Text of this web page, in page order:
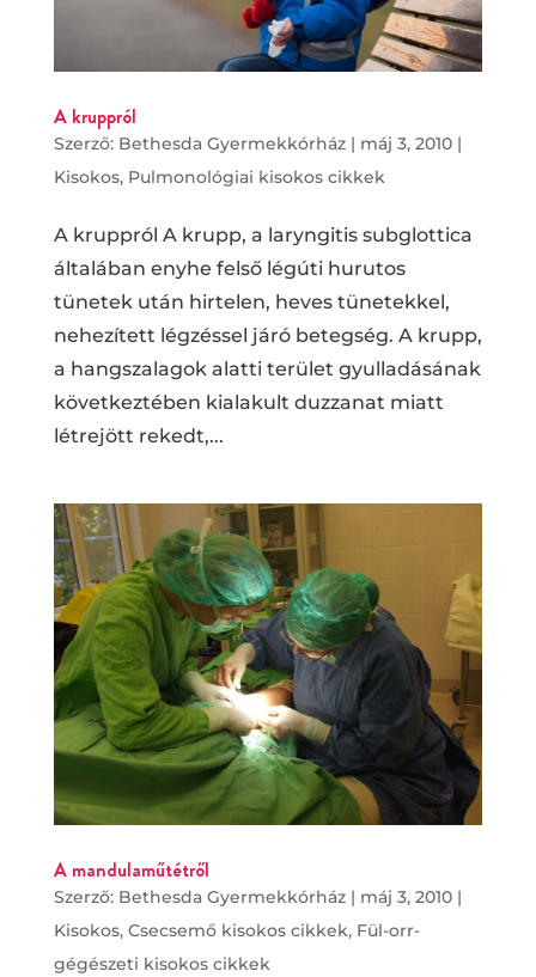
A kruppról
Szerző: Bethesda Gyermekkórház| máj 3, 2010|
Kisokos, Pulmonológiai kisokos cikkek
A kruppról A krupp, a laryngitis subglottica
általában enyhe felső légúti hurutos
tünetek után hirtelen, heves tünetekkel,
nehezített légzéssel járó betegség. A krupp,
a hangszalagok alatti terület gyulladásának
következtében kialakult duzzanat miatt
létrejött rekedt,...
A mandulaműtétről
Szerző: Bethesda Gyermekkórház| máj 3, 2010|
Kisokos, Csecsemő kisokos cikkek, Fül-orr-
gégészeti kisokos cikkek